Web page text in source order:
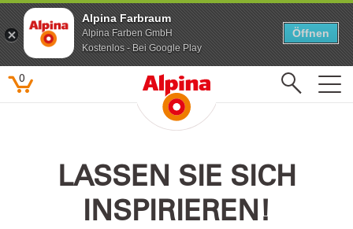
Beliebte Suchbegriffe
0
LASSEN SIE SICH
INSPIRIEREN!
Alpina Farbraum
Alpina Farben GmbH
Kostenlos - Bei Google Play
Öffnen
Alpina Farbraum
Alpina Farben GmbH
Kostenlos - Bei Google Play
Öffnen